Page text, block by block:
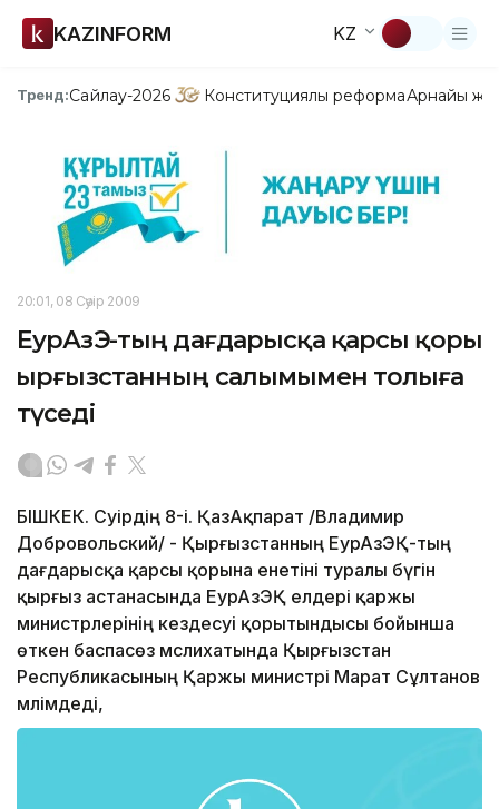
KAZINFORM KZ
Тренд:Сайлау-2026 Конституциялық реформаАрнайы
20:01, 08 Сәуір 2009
ЕурАзЭҚ-тың дағдарысқа қарсы қоры
Қырғызстанның салымымен толыға
түседі
БІШКЕК. Сәуірдің 8-і. ҚазАқпарат /Владимир
Добровольский/ - Қырғызстанның ЕурАзЭҚ-тың
дағдарысқа қарсы қорына енетіні туралы бүгін
қырғыз астанасында ЕурАзЭҚ елдері қаржы
министрлерінің кездесуі қорытындысы бойынша
өткен баспасөз мәслихатында Қырғызстан
Республикасының Қаржы министрі Марат Сұлтанов
мәлімдеді,